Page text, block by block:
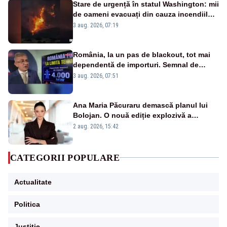
Stare de urgență în statul Washington: mii
de oameni evacuați din cauza incendiilor
puternice de vegetație
3 aug. 2026, 07:19
România, la un pas de blackout, tot mai
dependentă de importuri. Semnal de
alarmă tras de un expert în energie
3 aug. 2026, 07:51
Ana Maria Păcuraru demască planul lui
Bolojan. O nouă ediție explozivă a
emisiunii „Miza Zilei” la Realitatea PLUS
2 aug. 2026, 15:42
CATEGORII POPULARE
Actualitate
Politica